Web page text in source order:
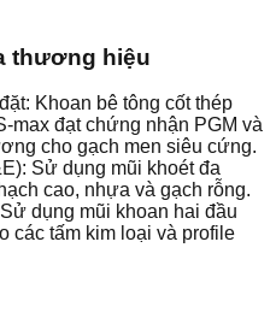
thương hiệu
Khoan bê tông cốt thép
max đạt chứng nhận PGM và
cho gạch men siêu cứng.
Sử dụng mũi khoét đa
cao, nhựa và gạch rỗng.
dụng mũi khoan hai đầu
các tấm kim loại và profile